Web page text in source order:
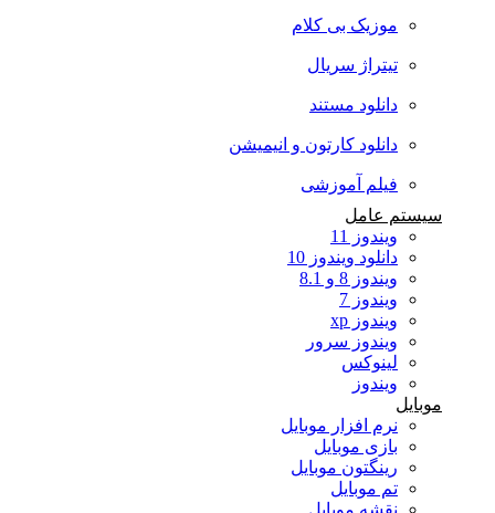
موزیک بی کلام
تیتراژ سریال
دانلود مستند
دانلود کارتون و انیمیشن
فیلم آموزشی
سیستم عامل
ویندوز 11
دانلود ویندوز 10
ویندوز 8 و 8.1
ویندوز 7
ویندوز xp
ویندوز سرور
لینوکس
ویندوز
موبایل
نرم افزار موبایل
بازی موبایل
رینگتون موبایل
تم موبایل
نقشه موبایل